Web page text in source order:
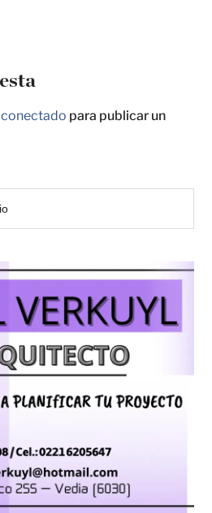
conectado para publicar un